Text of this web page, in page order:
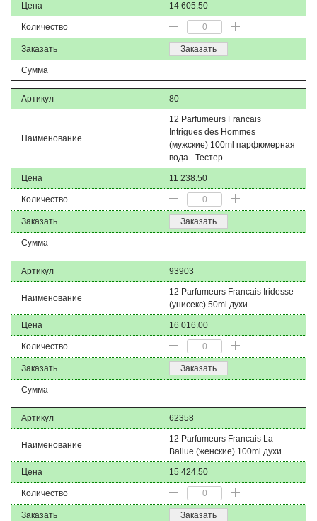
Цена 14 605.50
Количество
Заказать Заказать
Сумма
Артикул 80
Наименование
12 Parfumeurs Francais
Intrigues des Hommes
(мужские) 100ml парфюмерная
вода - Тестер
Цена 11 238.50
Количество
Заказать Заказать
Сумма
Артикул 93903
Наименование
12 Parfumeurs Francais Iridesse
(унисекс) 50ml духи
Цена 16 016.00
Количество
Заказать Заказать
Сумма
Артикул 62358
Наименование
12 Parfumeurs Francais La
Ballue (женские) 100ml духи
Цена 15 424.50
Количество
Заказать Заказать